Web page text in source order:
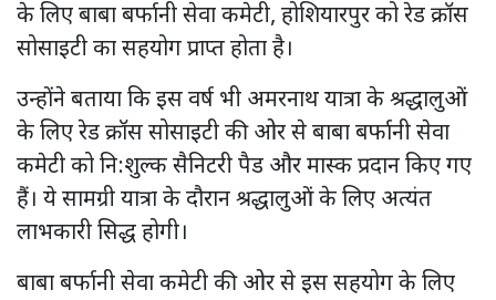
के लिए बाबा बर्फानी सेवा कमेटी, होशियारपुर को रेड क्रॉस
सोसाइटी का सहयोग प्राप्त होता है।
उन्होंने बताया कि इस वर्ष भी अमरनाथ यात्रा के श्रद्धालुओं
के लिए रेड क्रॉस सोसाइटी की ओर से बाबा बर्फानी सेवा
कमेटी को नि:शुल्क सैनिटरी पैड और मास्क प्रदान किए गए
हैं। ये सामग्री यात्रा के दौरान श्रद्धालुओं के लिए अत्यंत
लाभकारी सिद्ध होगी।
बाबा बर्फानी सेवा कमेटी की ओर से इस सहयोग के लिए